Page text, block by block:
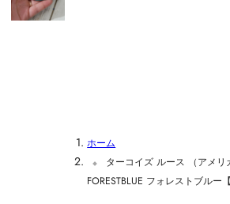
ホーム
ターコイズ ルース （アメ
FORESTBLUE フォレストブルー